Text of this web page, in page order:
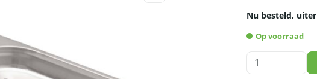
Nu besteld,
Op voorraad
HCB
Gastronorm